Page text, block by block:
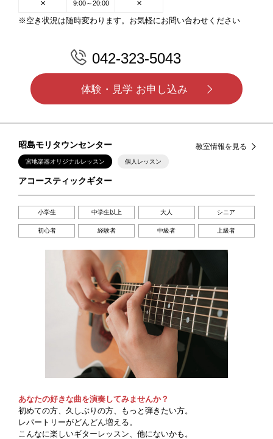
✕ 9:00～20:00 ✕
※空き状況は随時変わります。お気軽にお問い合わせください
042-323-5043
体験・見学 お申し込み
昭島モリタウンセンター 教室情報を見る
宮地楽器オリジナルレッスン 個人レッスン
アコースティックギター
小学生 中学生以上 大人 シニア
初心者 経験者 中級者 上級者
あなたの好きな曲を演奏してみませんか？
初めての方、久しぶりの方、もっと弾きたい方。
レパートリーがどんどん増える。
こんなに楽しいギターレッスン、他にないかも。